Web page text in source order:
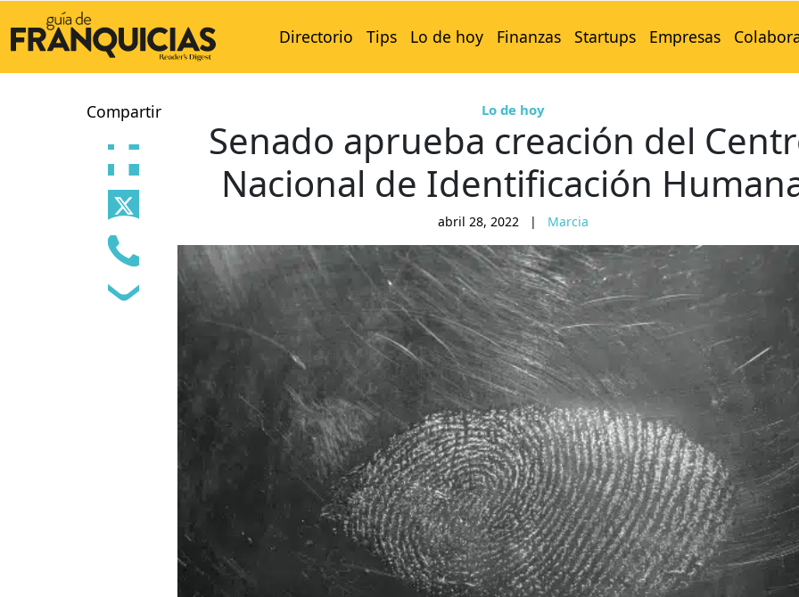
Directorio Tips Lo de hoy Finanzas Startups Empresas
Compartir Lo de hoy
Senado aprueba creación del
Nacional de Identificación
abril 28, 2022 | Marcia